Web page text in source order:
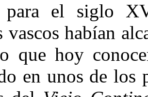
para el siglo
vascos habían
que hoy
en unos de los